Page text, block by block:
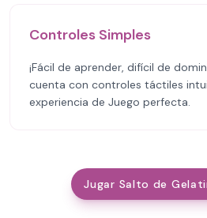
Controles Simples
¡Fácil de aprender, difícil de
cuenta con controles táctiles
experiencia de Juego perfecta.
Jugar Salto de